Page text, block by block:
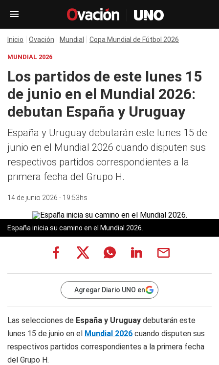
Inicio Ovación Mundial Copa Mundial de Fútbol 2026
MUNDIAL 2026
Los partidos de este lunes 15
de junio en el Mundial 2026:
debutan España y Uruguay
España y Uruguay debutarán este lunes 15 de
junio en el Mundial 2026 cuando disputen sus
respectivos partidos correspondientes a la
primera fecha del Grupo H.
14 de junio 2026 - 19:53hs
España inicia su camino en el Mundial 2026.
Agregar Diario UNO en
Las selecciones de España y Uruguay debutarán este
lunes 15 de junio en el Mundial 2026 cuando disputen sus
respectivos partidos correspondientes a la primera fecha
del Grupo H.